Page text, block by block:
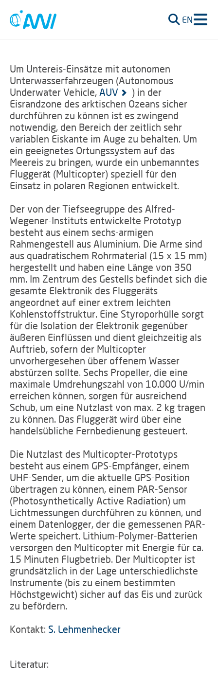
EN
Um Untereis-Einsätze mit autonomen
Unterwasserfahrzeugen (Autonomous
Underwater Vehicle, AUV
) in der
Eisrandzone des arktischen Ozeans sicher
durchführen zu können ist es zwingend
notwendig, den Bereich der zeitlich sehr
variablen Eiskante im Auge zu behalten. Um
ein geeignetes Ortungssystem auf das
Meereis zu bringen, wurde ein unbemanntes
Fluggerät (Multicopter) speziell für den
Einsatz in polaren Regionen entwickelt.
Der von der Tiefseegruppe des Alfred-
Wegener-Instituts entwickelte Prototyp
besteht aus einem sechs-armigen
Rahmengestell aus Aluminium. Die Arme sind
aus quadratischem Rohrmaterial (15 x 15 mm)
hergestellt und haben eine Länge von 350
mm. Im Zentrum des Gestells befindet sich die
gesamte Elektronik des Fluggeräts
angeordnet auf einer extrem leichten
Kohlenstoffstruktur. Eine Styroporhülle sorgt
für die Isolation der Elektronik gegenüber
äußeren Einflüssen und dient gleichzeitig als
Auftrieb, sofern der Multicopter
unvorhergesehen über offenem Wasser
abstürzen sollte. Sechs Propeller, die eine
maximale Umdrehungszahl von 10.000 U/min
erreichen können, sorgen für ausreichend
Schub, um eine Nutzlast von max. 2 kg tragen
zu können. Das Fluggerät wird über eine
handelsübliche Fernbedienung gesteuert.
Die Nutzlast des Multicopter-Prototyps
besteht aus einem GPS-Empfänger, einem
UHF-Sender, um die aktuelle GPS-Position
übertragen zu können, einem PAR-Sensor
(Photosynthetically Active Radiation) um
Lichtmessungen durchführen zu können, und
einem Datenlogger, der die gemessenen PAR-
Werte speichert. Lithium-Polymer-Batterien
versorgen den Multicopter mit Energie für ca.
15 Minuten Flugbetrieb. Der Multicopter ist
grundsätzlich in der Lage unterschiedlichste
Instrumente (bis zu einem bestimmten
Höchstgewicht) sicher auf das Eis und zurück
zu befördern.
Kontakt: S. Lehmenhecker
Literatur: